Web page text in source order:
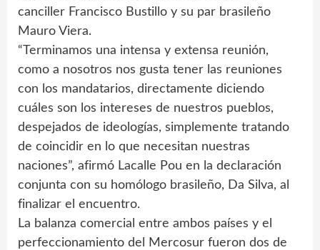
canciller Francisco Bustillo y su par brasileño
Mauro Viera.
“Terminamos una intensa y extensa reunión,
como a nosotros nos gusta tener las reuniones
con los mandatarios, directamente diciendo
cuáles son los intereses de nuestros pueblos,
despejados de ideologías, simplemente tratando
de coincidir en lo que necesitan nuestras
naciones”, afirmó Lacalle Pou en la declaración
conjunta con su homólogo brasileño, Da Silva, al
finalizar el encuentro.
La balanza comercial entre ambos países y el
perfeccionamiento del Mercosur fueron dos de